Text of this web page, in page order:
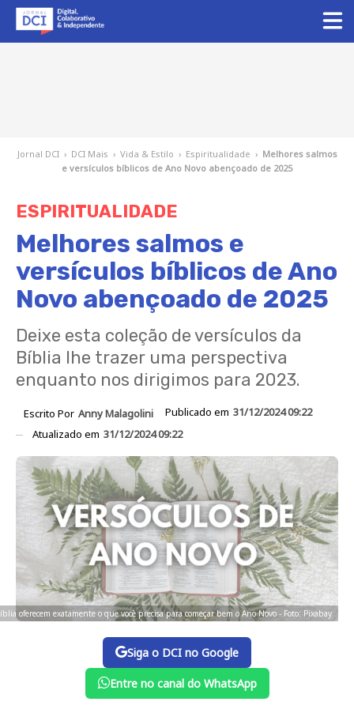
Jornal DCI › DCI Mais › Vida & Estilo › Espiritualidade › Melhores salmos
e versículos bíblicos de Ano Novo abençoado de 2025
ESPIRITUALIDADE
Melhores salmos e
versículos bíblicos de Ano
Novo abençoado de 2025
Deixe esta coleção de versículos da
Bíblia lhe trazer uma perspectiva
enquanto nos dirigimos para 2023.
Escrito Por Anny Malagolini Publicado em 31/12/2024 09:22
Atualizado em 31/12/2024 09:22
oferecem exatamente o que você precisa para começar bem o Ano Novo - Foto: Pixabay
Siga o DCI no Google
Entre no canal do WhatsApp